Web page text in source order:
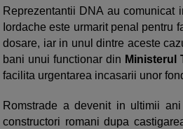
Reprezentantii DNA au comunicat
Iordache este urmarit penal pentru
dosare, iar in unul dintre aceste
bani unui functionar din Ministerul
facilita urgentarea incasarii unor
Romstrade a devenit in ultimii
constructori romani dupa